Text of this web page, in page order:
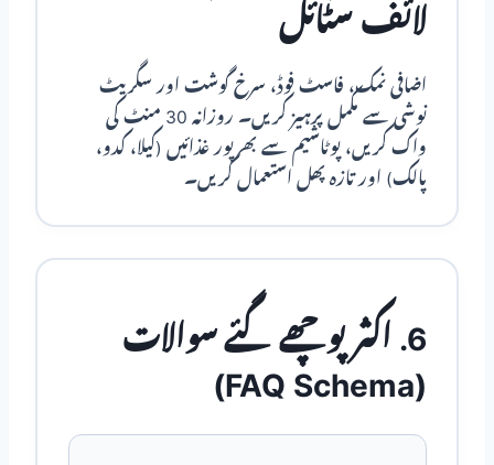
لائف سٹائل
اضافی نمک، فاسٹ فوڈ، سرخ گوشت اور سگریٹ
نوشی سے مکمل پرہیز کریں۔ روزانہ 30 منٹ کی
واک کریں، پوٹاشیم سے بھرپور غذائیں (کیلا، کدو،
پالک) اور تازہ پھل استعمال کریں۔
6. اکثر پوچھے گئے سوالات
(FAQ Schema)